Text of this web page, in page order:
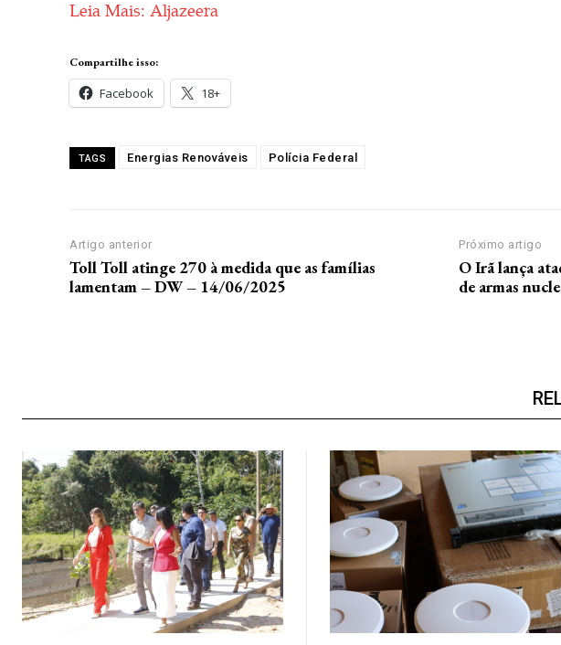
Leia Mais: Aljazeera
Compartilhe isso:
Facebook 18+
TAGS Energias Renováveis Polícia Federal
Artigo anterior
Toll Toll atinge 270 à medida que as famílias
lamentam – DW – 14/06/2025
Próximo artigo
O Irã lança
de armas